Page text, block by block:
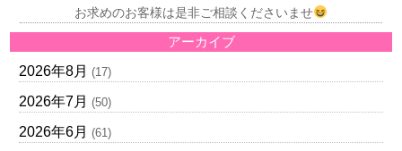
お求めのお客様は是非ご相談くださいませ
アーカイブ
2026年8月 (17)
2026年7月 (50)
2026年6月 (61)